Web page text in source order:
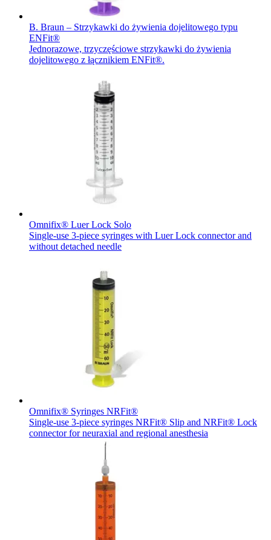
Serwis Techniczny - ATS
urządzeń medycznych, zarówno w okresie gwarancji, jak i w
ramach serwisu pogwarancyjnego.
B. Braun – Strzykawki do żywienia dojelitowego typu
ENFit®
Jednorazowe, trzyczęściowe strzykawki do żywienia
dojelitowego z łącznikiem ENFit®.
Omnifix® Luer Lock Solo
Single-use 3-piece syringes with Luer Lock connector and
without detached needle
Omnifix® Syringes NRFit®
Single-use 3-piece syringes NRFit® Slip and NRFit® Lock
connector for neuraxial and regional anesthesia